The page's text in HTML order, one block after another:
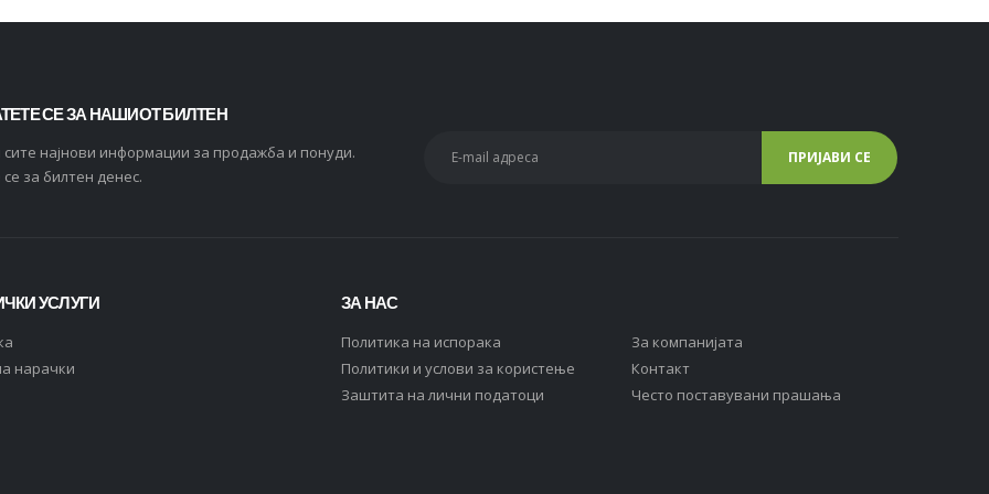
СЕ ЗА НАШИОТ БИЛТЕН
сите најнови информации за продажба и понуди.
за билтен денес.
УСЛУГИ
нарачки
ЗА НАС
Политика на испорака
Политики и услови за користење
Заштита на лични податоци
За компанијата
Контакт
Често поставувани прашања